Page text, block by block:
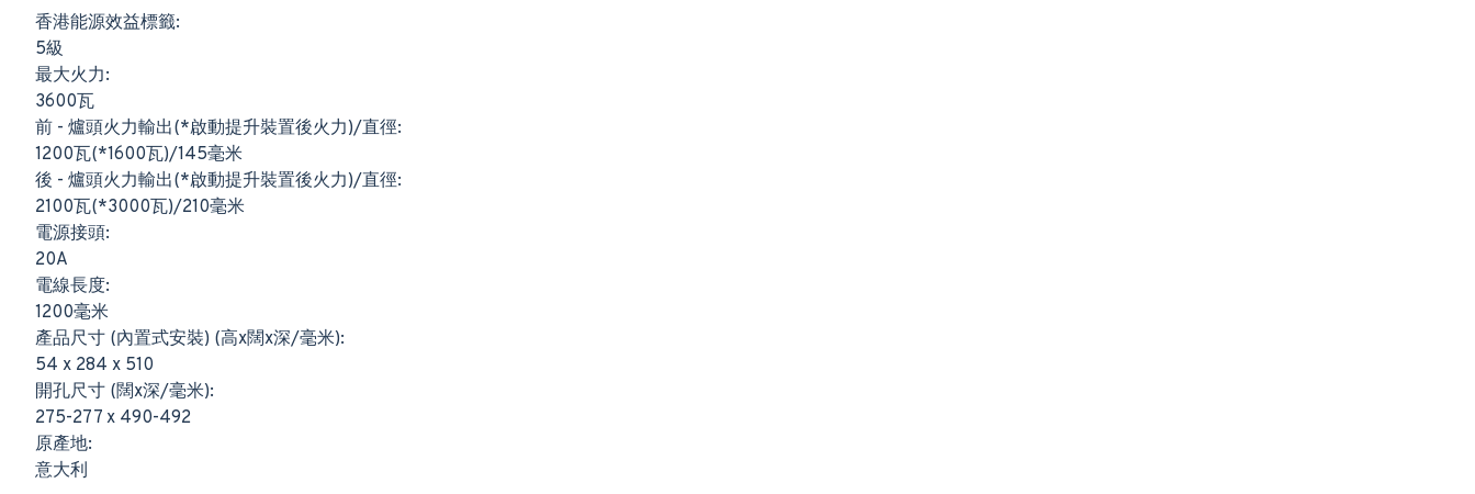
香港能源效益標籤:
5級
最大火力:
3600瓦
前 - 爐頭火力輸出(*啟動提升裝置後火力)/直徑:
1200瓦(*1600瓦)/145毫米
後 - 爐頭火力輸出(*啟動提升裝置後火力)/直徑:
2100瓦(*3000瓦)/210毫米
電源接頭:
20A
電線長度:
1200毫米
產品尺寸 (內置式安裝) (高x闊x深/毫米):
54 x 284 x 510
開孔尺寸 (闊x深/毫米):
275-277 x 490-492
原產地:
意大利